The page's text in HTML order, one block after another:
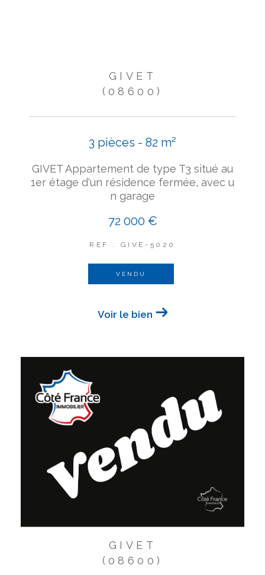
GIVET
(08600)
3 pièces - 82 m²
GIVET Appartement de type T3 situé au
1er étage d'un résidence fermée, avec u
n garage
72 000 €
REF : GIVE-5020
VENDU
Voir le bien
GIVET
(08600)